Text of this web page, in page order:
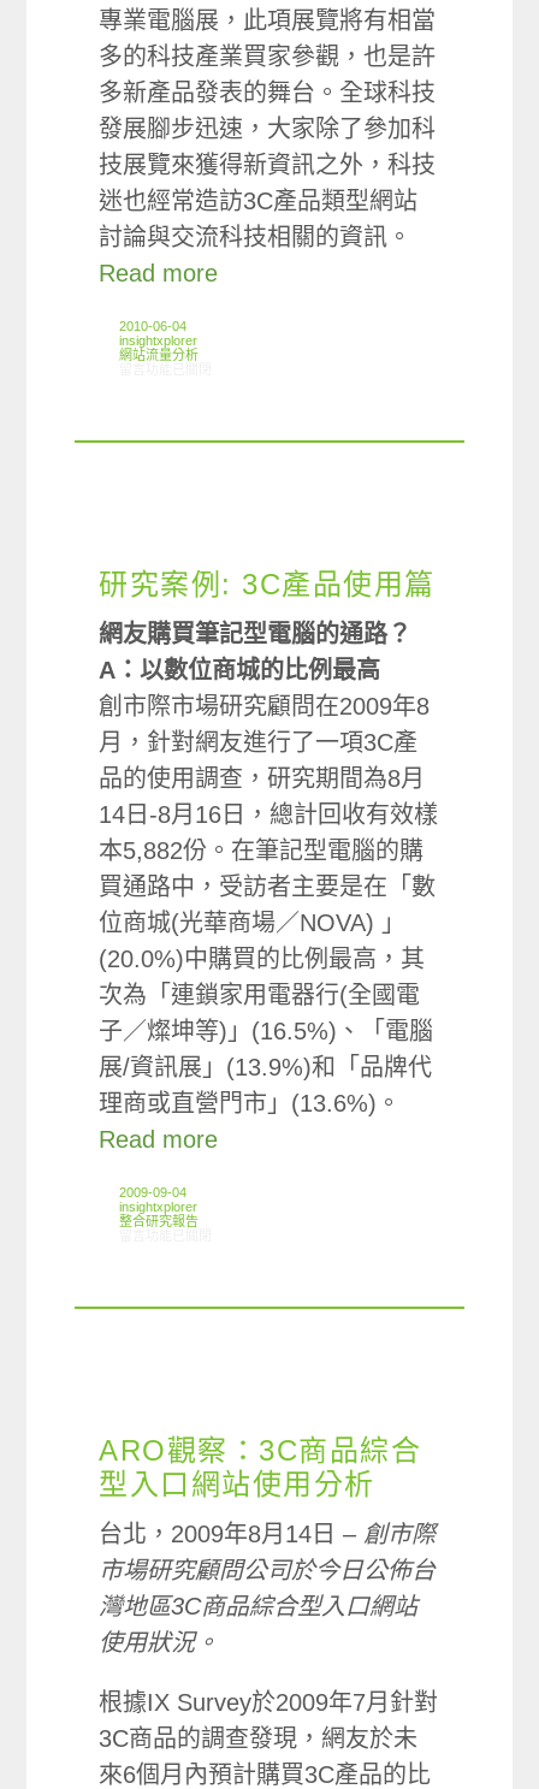
專業電腦展，此項展覽將有相當
多的科技產業買家參觀，也是許
多新產品發表的舞台。全球科技
發展腳步迅速，大家除了參加科
技展覽來獲得新資訊之外，科技
迷也經常造訪3C產品類型網站
討論與交流科技相關的資訊。
Read more
2010-06-04
insightxplorer
網站流量分析
研究案例: 3C產品使用篇
網友購買筆記型電腦的通路？
A：以數位商城的比例最高
創市際市場研究顧問在2009年8
月，針對網友進行了一項3C產
品的使用調查，研究期間為8月
14日-8月16日，總計回收有效樣
本5,882份。在筆記型電腦的購
買通路中，受訪者主要是在「數
位商城(光華商場／NOVA) 」
(20.0%)中購買的比例最高，其
次為「連鎖家用電器行(全國電
子／燦坤等)」(16.5%)、「電腦
展/資訊展」(13.9%)和「品牌代
理商或直營門市」(13.6%)。
Read more
2009-09-04
insightxplorer
整合研究報告
ARO觀察：3C商品綜合
型入口網站使用分析
台北，2009年8月14日 – 創市際
市場研究顧問公司於今日公佈台
灣地區3C商品綜合型入口網站
使用狀況。
根據IX Survey於2009年7月針對
3C商品的調查發現，網友於未
來6個月內預計購買3C產品的比